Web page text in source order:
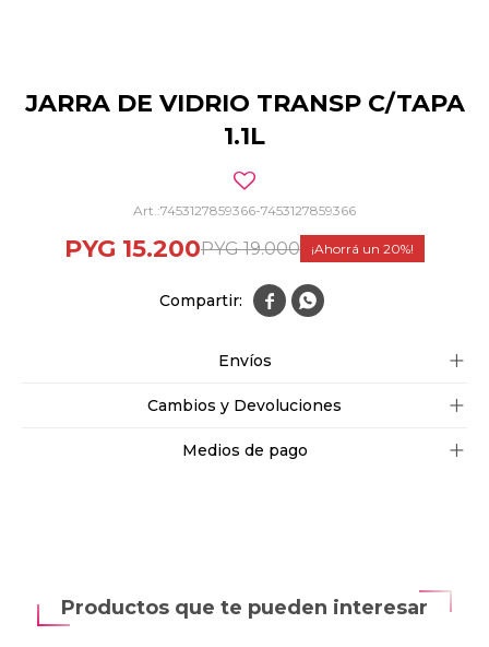
JARRA DE VIDRIO TRANSP C/TAPA
1.1L
7453127859366-7453127859366
PYG 15.200PYG 19.000 20
 
Envíos
Cambios y Devoluciones
Medios de pago
Productos que te pueden interesar